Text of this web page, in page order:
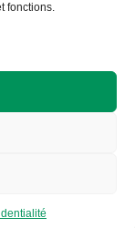
fonctions.